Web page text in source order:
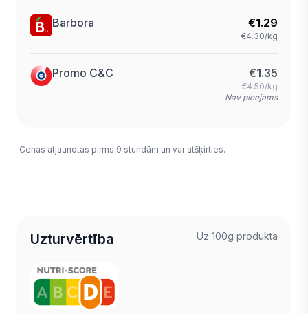
Barbora €1.29
€4.30/kg
Promo C&C €1.35
€4.50/kg
Nav pieejams
Cenas atjaunotas pirms 9 stundām un var atšķirties.
Uzturvērtība Uz 100g produkta